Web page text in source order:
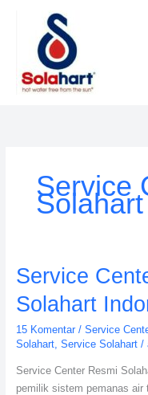
Service
Solahart
Service
Solahart
15 Komentar / Service
Solahart, Service Solahart/
Service Center Resmi
pemilik sistem pemanas
Service
Center
Resmi
Solahart:
Solahart
Official